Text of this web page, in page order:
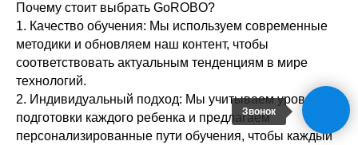
Почему стоит выбрать GoROBO?
1. Качество обучения: Мы используем современные
методики и обновляем наш контент, чтобы
соответствовать актуальным тенденциям в мире
технологий.
2. Индивидуальный подход: Мы учитываем уровень
подготовки каждого ребенка и предлагаем
персонализированные пути обучения, чтобы каждый
Звонок